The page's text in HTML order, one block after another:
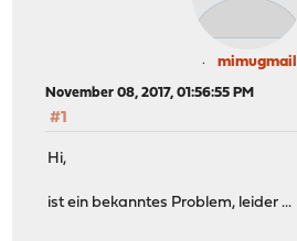
mimugmail
November 08, 2017, 01:56:55 PM
#1
Hi,
ist ein bekanntes Problem, leider ...